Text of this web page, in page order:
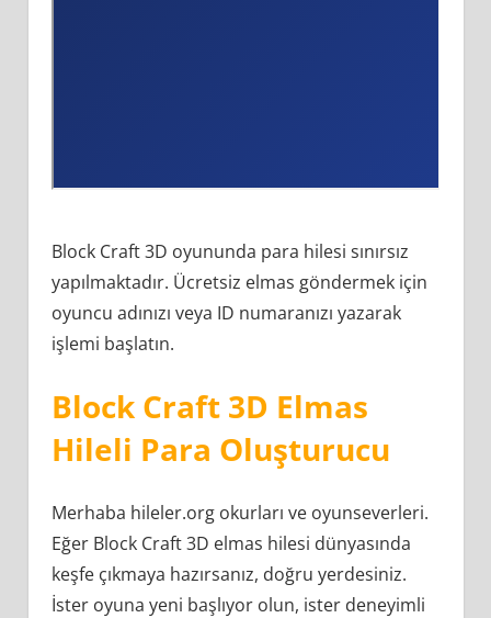
Block Craft 3D oyununda para hilesi sınırsız
yapılmaktadır. Ücretsiz elmas göndermek için
oyuncu adınızı veya ID numaranızı yazarak
işlemi başlatın.
Block Craft 3D Elmas
Hileli Para Oluşturucu
Merhaba hileler.org okurları ve oyunseverleri.
Eğer Block Craft 3D elmas hilesi dünyasında
keşfe çıkmaya hazırsanız, doğru yerdesiniz.
İster oyuna yeni başlıyor olun, ister deneyimli